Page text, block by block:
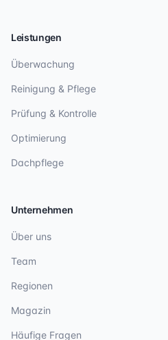
Leistungen
Überwachung
Reinigung & Pflege
Prüfung & Kontrolle
Optimierung
Dachpflege
Unternehmen
Über uns
Team
Regionen
Magazin
Häufige Fragen